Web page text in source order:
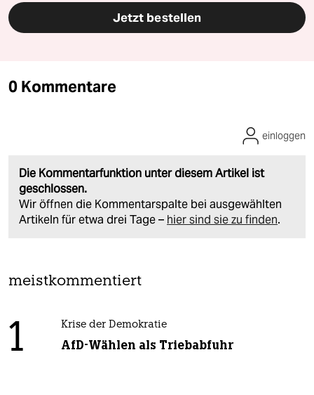
Jetzt bestellen
0 Kommentare
Die Kommentarfunktion unter diesem Artikel ist
geschlossen.
Wir öffnen die Kommentarspalte bei ausgewählten
Artikeln für etwa drei Tage – hier sind sie zu finden.
einloggen
meistkommentiert
1 Krise der Demokratie
AfD-Wählen als Triebabfuhr